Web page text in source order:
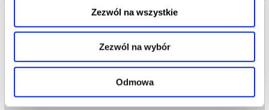
Zezwól na wszystkie
Zezwól na wybór
Odmowa
Koncert Chopinowski w Sali Koncertowej
Fryderyk
09.08.2026 , g. 12:30
Warszawa
Fryderyk Concert Hall w Warsza...
od 65,00 pln